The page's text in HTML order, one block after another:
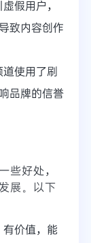
假用户，
致内容创作
使用了刷
品牌的信誉
些好处，
展。以下
价值，能